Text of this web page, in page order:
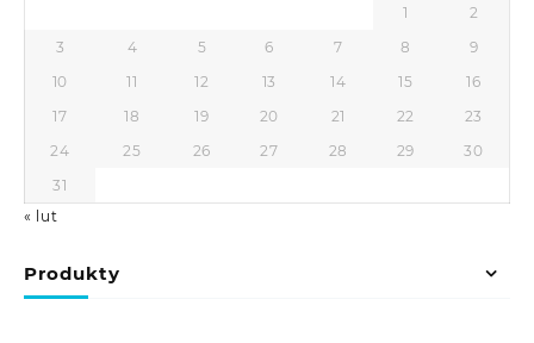
1
2
3
4 5 6 7 8
9
10
11 12 13 14 15
16
17
18 19 20 21 22
23
24
25 26 27 28 29
30
31
« lut
Produkty